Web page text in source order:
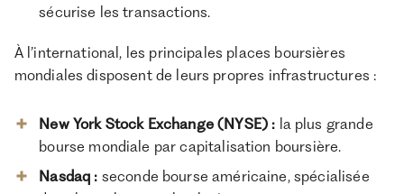
sécurise les transactions.
À l’international, les principales places boursières
mondiales disposent de leurs propres infrastructures :
New York Stock Exchange (NYSE) : la plus grande
bourse mondiale par capitalisation boursière.
Nasdaq : seconde bourse américaine, spécialisée